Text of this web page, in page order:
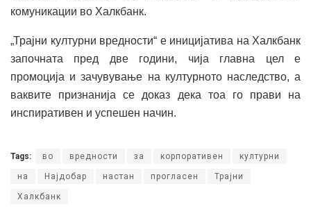
комуникации во Халкбанк.
„Трајни културни вредности“ е иницијатива на Халкбанк
започната пред две години, чија главна цел е
промоција и зачувување на културното наследство, а
ваквите признанија се доказ дека тоа го прави на
инспиративен и успешен начин.
Tags: во вредности за корпоративен културни
на Најдобар настан прогласен Трајни
Халкбанк